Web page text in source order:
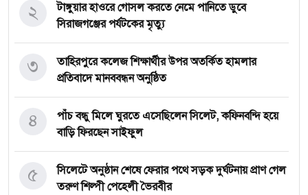
টাঙ্গুয়ার হাওরে গোসল করতে নেমে পানিতে ডুবে
সিরাজগঞ্জের পর্যটকের মৃত্যু
২
তাহিরপুরে কলেজ শিক্ষার্থীর উপর অতর্কিত হামলার
প্রতিবাদে মানববন্ধন অনুষ্ঠিত
৩
পাঁচ বন্ধু মিলে ঘুরতে এসেছিলেন সিলেট, কফিনবন্দি হয়ে
বাড়ি ফিরছেন সাইফুল
৪
সিলেটে অনুষ্ঠান শেষে ফেরার পথে সড়ক দুর্ঘটনায় প্রাণ গেল
তরুণ শিল্পী পেহেলী ভৈরবীর
৫